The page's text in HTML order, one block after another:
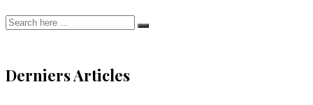
Derniers Articles